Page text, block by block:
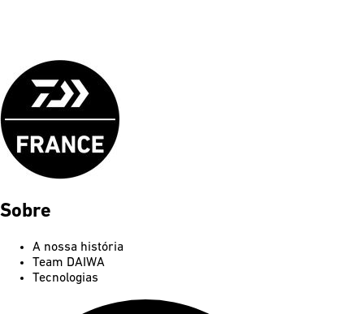
Sobre
A nossa história
Team DAIWA
Tecnologias